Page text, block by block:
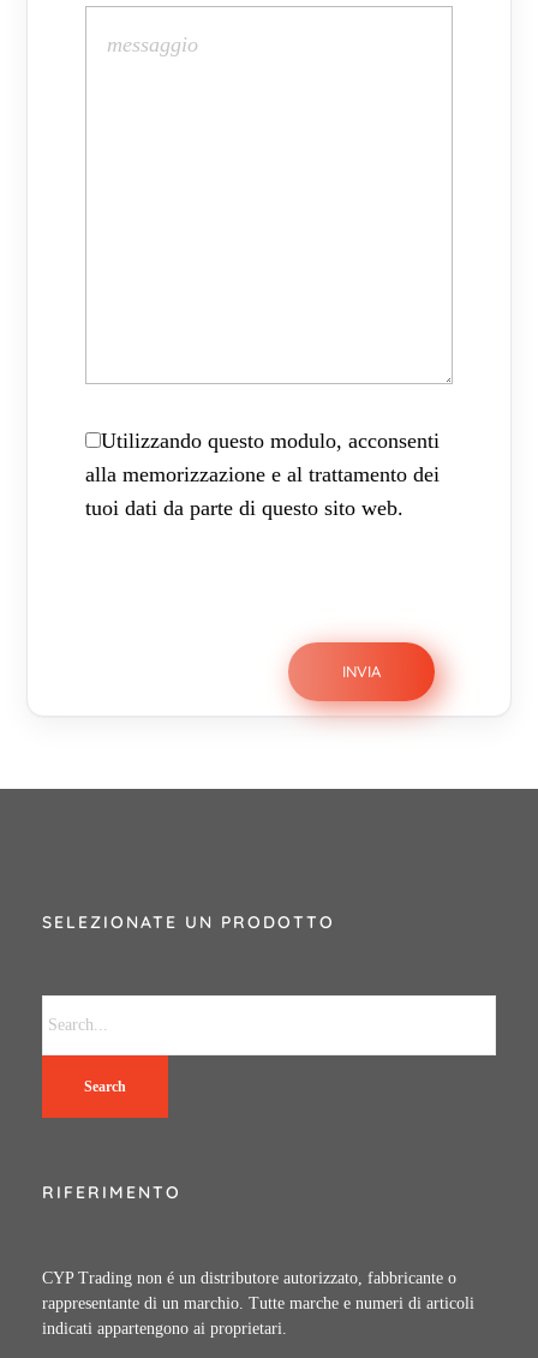
Utilizzando questo modulo, acconsenti
alla memorizzazione e al trattamento dei
tuoi dati da parte di questo sito web.
SELEZIONATE UN PRODOTTO
Search
RIFERIMENTO
CYP Trading non é un distributore autorizzato, fabbricante o
rappresentante di un marchio. Tutte marche e numeri di articoli
indicati appartengono ai proprietari.